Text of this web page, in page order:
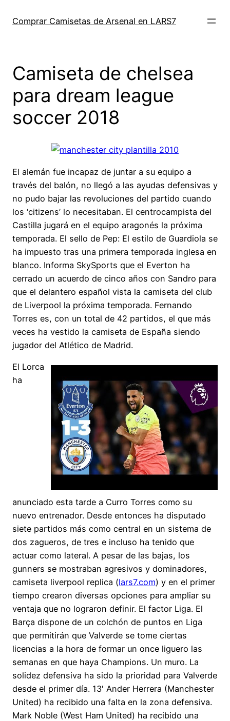
Comprar Camisetas de Arsenal en LARS7
Camiseta de chelsea
para dream league
soccer 2018
El alemán fue incapaz de juntar a su equipo a
través del balón, no llegó a las ayudas defensivas y
no pudo bajar las revoluciones del partido cuando
los ‘citizens’ lo necesitaban. El centrocampista del
Castilla jugará en el equipo aragonés la próxima
temporada. El sello de Pep: El estilo de Guardiola se
ha impuesto tras una primera temporada inglesa en
blanco. Informa SkySports que el Everton ha
cerrado un acuerdo de cinco años con Sandro para
que el delantero español vista la camiseta del club
de Liverpool la próxima temporada. Fernando
Torres es, con un total de 42 partidos, el que más
veces ha vestido la camiseta de España siendo
jugador del Atlético de Madrid.
El Lorca
ha
anunciado esta tarde a Curro Torres como su
nuevo entrenador. Desde entonces ha disputado
siete partidos más como central en un sistema de
dos zagueros, de tres e incluso ha tenido que
actuar como lateral. A pesar de las bajas, los
gunners se mostraban agresivos y dominadores,
camiseta liverpool replica (lars7.com) y en el primer
tiempo crearon diversas opciones para ampliar su
ventaja que no lograron definir. El factor Liga. El
Barça dispone de un colchón de puntos en Liga
que permitirán que Valverde se tome ciertas
licencias a la hora de formar un once liguero las
semanas en que haya Champions. Un muro. La
solidez defensiva ha sido la prioridad para Valverde
desde el primer día. 13′ Ander Herrera (Manchester
United) ha recibido una falta en la zona defensiva.
Mark Noble (West Ham United) ha recibido una